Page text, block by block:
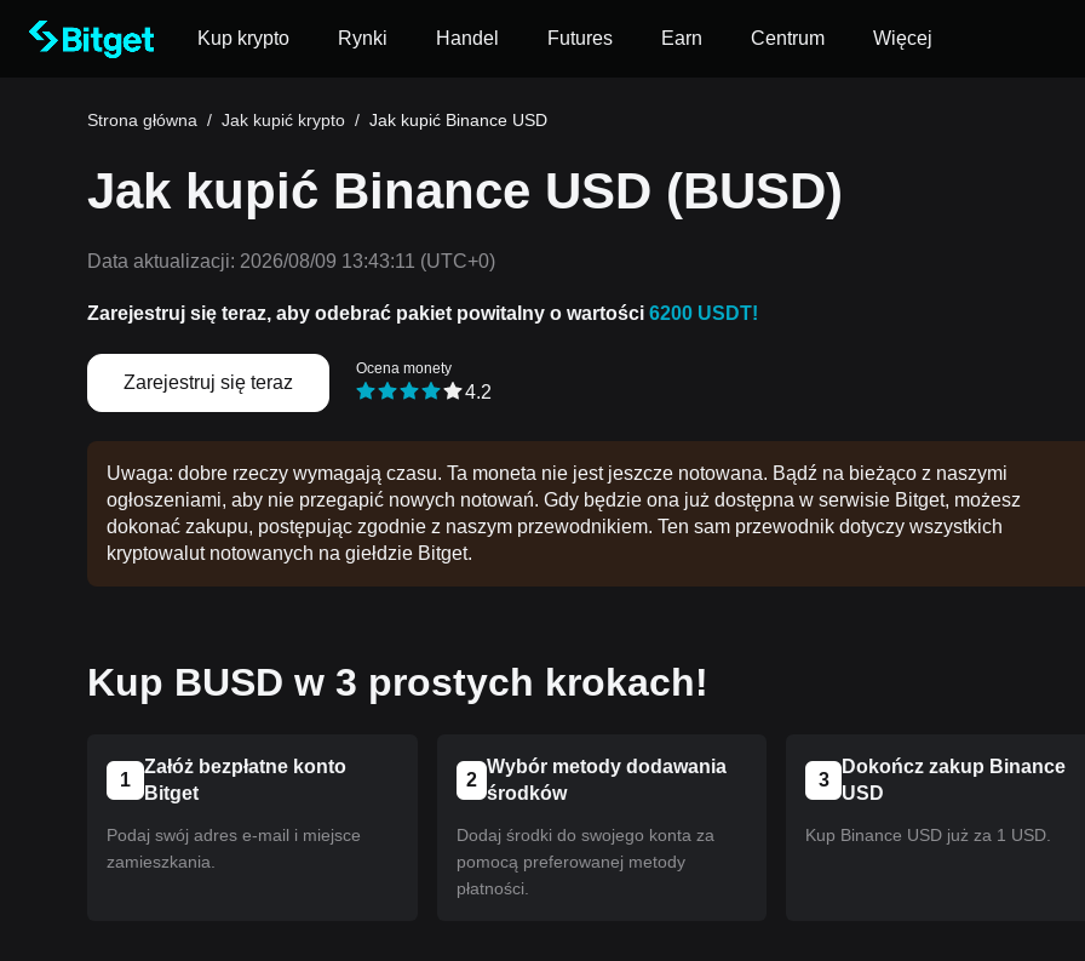
Kup krypto Rynki Handel Futures Earn Centrum Więcej
Strona główna / Jak kupić krypto / Jak kupić Binance USD
Jak kupić Binance USD (BUSD)
Data aktualizacji: 2026/08/09 13:43:11 (UTC+0)
Zarejestruj się teraz, aby odebrać pakiet powitalny o wartości 6200 USDT!
Zarejestruj się teraz
Ocena monety
4.2
Uwaga: dobre rzeczy wymagają czasu. Ta moneta nie jest jeszcze notowana. Bądź na bieżąco z naszymi
ogłoszeniami, aby nie przegapić nowych notowań. Gdy będzie ona już dostępna w serwisie Bitget, możesz
dokonać zakupu, postępując zgodnie z naszym przewodnikiem. Ten sam przewodnik dotyczy wszystkich
kryptowalut notowanych na giełdzie Bitget.
Kup BUSD w 3 prostych krokach!
1
Załóż bezpłatne konto
Bitget
Podaj swój adres e-mail i miejsce
zamieszkania.
2
Wybór metody dodawania
środków
Dodaj środki do swojego konta za
pomocą preferowanej metody
płatności.
3
Dokończ zakup Binance
USD
Kup Binance USD już za 1 USD.